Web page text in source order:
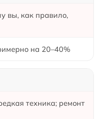
вы, как правило,
на 20–40%
техника; ремонт